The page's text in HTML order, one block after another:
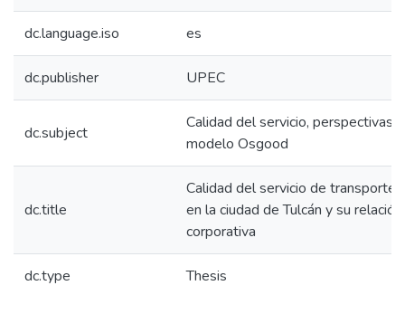
dc.language.iso es
dc.publisher UPEC
dc.subject
Calidad del servicio, perspectivas,
modelo Osgood
dc.title
Calidad del servicio de transporte
en la ciudad de Tulcán y su
corporativa
dc.type Thesis